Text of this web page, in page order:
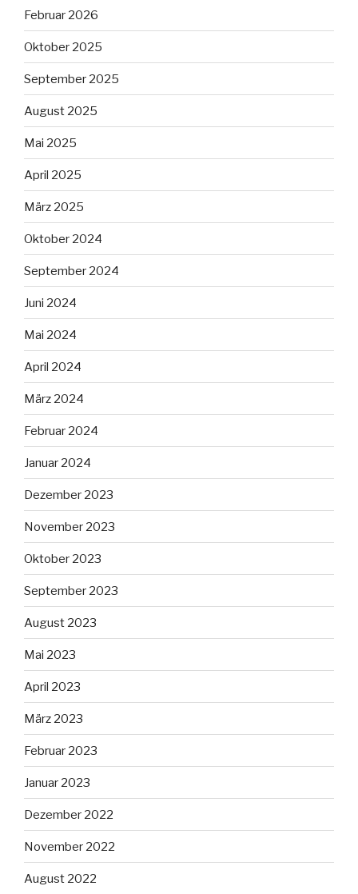
Februar 2026
Oktober 2025
September 2025
August 2025
Mai 2025
April 2025
März 2025
Oktober 2024
September 2024
Juni 2024
Mai 2024
April 2024
März 2024
Februar 2024
Januar 2024
Dezember 2023
November 2023
Oktober 2023
September 2023
August 2023
Mai 2023
April 2023
März 2023
Februar 2023
Januar 2023
Dezember 2022
November 2022
August 2022